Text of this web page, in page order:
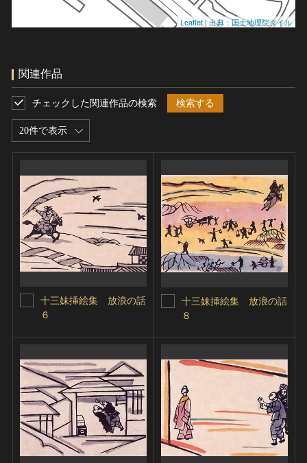
Leaflet | 出典：国土地理院タイル
関連作品
20件で表示
チェックした関連作品の検索 検索する
十三妹挿絵集 放浪の話
６
十三妹挿絵集 放浪の話
８